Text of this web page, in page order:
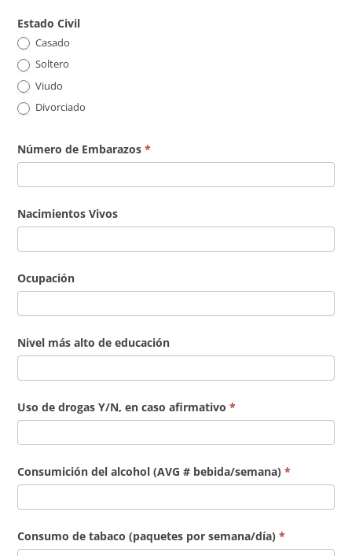
Estado Civil
Casado
Soltero
Viudo
Divorciado
Número de Embarazos*
Nacimientos Vivos
Ocupación
Nivel más alto de educación
Uso de drogas Y/N, en caso afirmativo*
Consumición del alcohol (AVG # bebida/semana)*
Consumo de tabaco (paquetes por semana/día)*